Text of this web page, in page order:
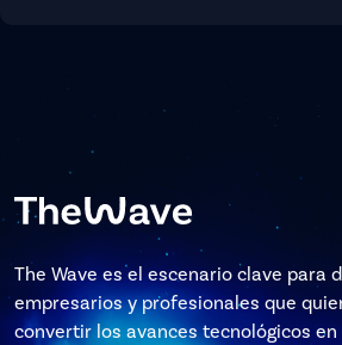
The Wave es el escenario clave para
empresarios y profesionales que
convertir los avances tecnológicos